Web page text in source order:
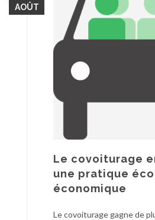
AOÛT
Le covoiturage
une pratique
économique
Le covoiturage gagne de